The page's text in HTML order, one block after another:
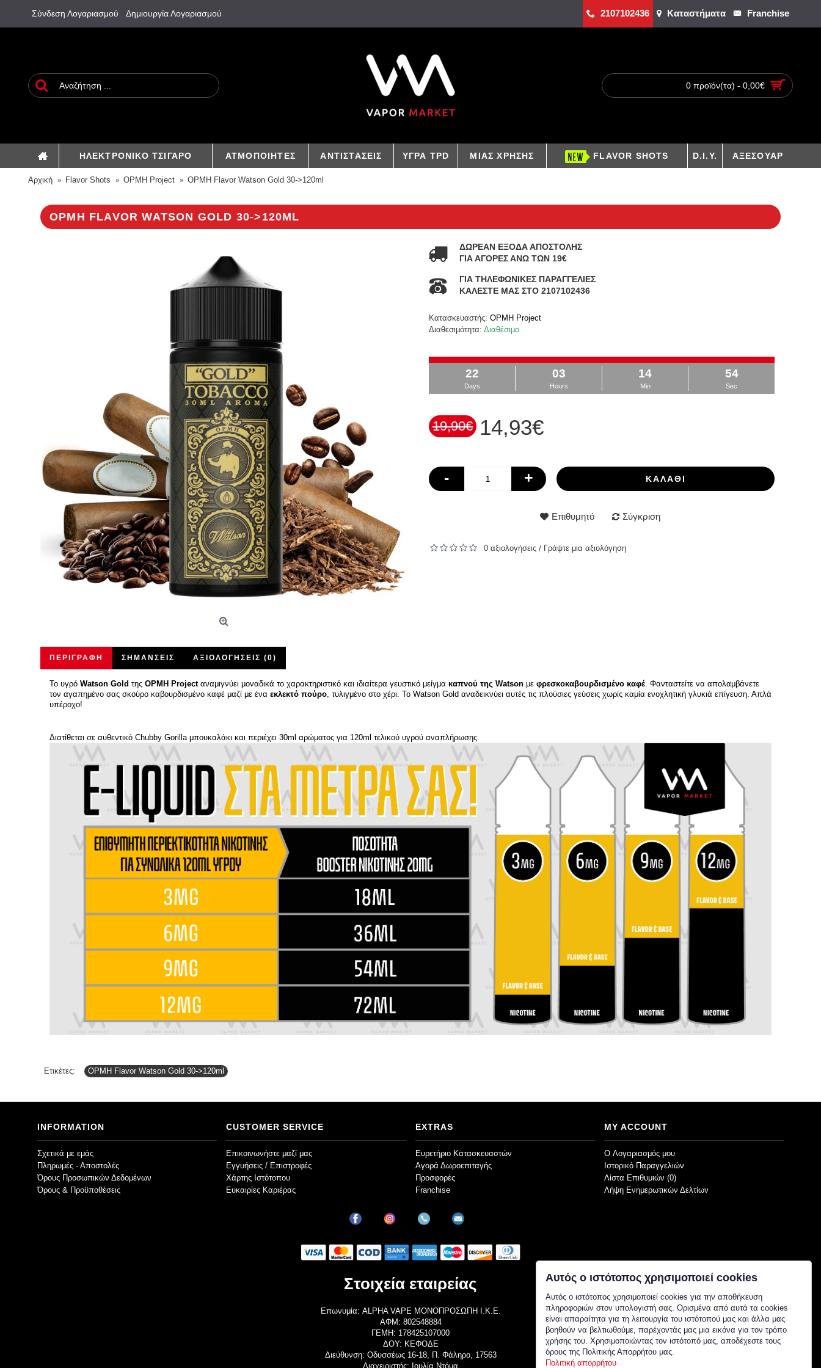
Σύνδεση Λογαριασμού Δημιουργία Λογαριασμού 2107102436 Καταστήματα Franchise
0 προϊόν(τα) - 0,00€
ΗΛΕΚΤΡΟΝΙΚΟ ΤΣΙΓΑΡΟ ΑΤΜΟΠΟΙΗΤΕΣ ΑΝΤΙΣΤΑΣΕΙΣ ΥΓΡΑ TPD ΜΙΑΣ ΧΡΗΣΗΣ FLAVOR SHOTS D.I.Y. ΑΞΕΣΟΥΑΡ
Αρχική Flavor Shots OPMH Project OPMH Flavor Watson Gold 30->120ml
OPMH FLAVOR WATSON GOLD 30->120ML
ΔΩΡΕΑΝ ΕΞΟΔΑ ΑΠΟΣΤΟΛΗΣ
ΓΙΑ ΑΓΟΡΕΣ ΑΝΩ ΤΩΝ 19€
ΓΙΑ ΤΗΛΕΦΩΝΙΚΕΣ ΠΑΡΑΓΓΕΛΙΕΣ
ΚΑΛΕΣΤΕ ΜΑΣ ΣΤΟ 2107102436
Κατασκευαστής: OPMH Project
Διαθεσιμότητα: Διαθέσιμο
22
Days
03
Hours
14
Min
54
Sec
19,90€ 14,93€
- + ΚΑΛΆΘΙ
Επιθυμητό Σύγκριση
0 αξιολογήσεις / Γράψτε μια αξιολόγηση
ΠΕΡΙΓΡΑΦΉ ΣΗΜΆΝΣΕΙΣ ΑΞΙΟΛΟΓΉΣΕΙΣ (0)
Το υγρό Watson Gold της OPMH Projectαναμιγνύει μοναδικά το χαρακτηριστικό και ιδιαίτερα γευστικό μείγμα καπνού της Watson με φρεσκοκαβουρδισμένο καφέ. Φανταστείτε να απολαμβάνετε
τον αγαπημένο σας σκούρο καβουρδισμένο καφέ μαζί με ένα εκλεκτό πούρο, τυλιγμένο στο χέρι. Το Watson Gold αναδεικνύει αυτές τις πλούσιες γεύσεις χωρίς καμία ενοχλητική γλυκιά επίγευση. Απλά
υπέροχο!
Διατίθεται σε αυθεντικό Chubby Gorilla μπουκαλάκι και περιέχει 30ml αρώματος για 120ml τελικού υγρού αναπλήρωσης.
Ετικέτες: OPMH Flavor Watson Gold 30->120ml
INFORMATION
Σχετικά με εμάς
Πληρωμές - Αποστολές
Όρους Προσωπικών Δεδομένων
Όρους & Προϋποθέσεις
CUSTOMER SERVICE
Επικοινωνήστε μαζί μας
Εγγυήσεις / Επιστροφές
Χάρτης Ιστότοπου
Ευκαιρίες Καριέρας
EXTRAS
Ευρετήριο Κατασκευαστών
Αγορά Δωροεπιταγής
Προσφορές
Franchise
MY ACCOUNT
O Λογαριασμός μου
Ιστορικό Παραγγελιών
Λίστα Επιθυμιών (0)
Λήψη Ενημερωτικών Δελτίων
Στοιχεία εταιρείας
Επωνυμία: ALPHA VAPE ΜΟΝΟΠΡΟΣΩΠΗ Ι.Κ.Ε.
ΑΦΜ: 802548884
ΓΕΜΗ: 178425107000
ΔΟΥ: ΚΕΦΟΔΕ
Διεύθυνση: Οδυσσέως 16-18, Π. Φάληρο, 17563
Διαχειριστής: Ιουλία Ντόμα
Αυτός ο ιστότοπος χρησιμοποιεί cookies
Αυτός ο ιστότοπος χρησιμοποιεί cookies για την αποθήκευση
πληροφοριών στον υπολογιστή σας. Ορισμένα από αυτά τα cookies
είναι απαραίτητα για τη λειτουργία του ιστότοπού μας και άλλα μας
βοηθούν να βελτιωθούμε, παρέχοντάς μας μια εικόνα για τον τρόπο
χρήσης του. Χρησιμοποιώντας τον ιστότοπό μας, αποδέχεστε τους
όρους της Πολιτικής Απορρήτου μας.
Πολιτική απορρήτου